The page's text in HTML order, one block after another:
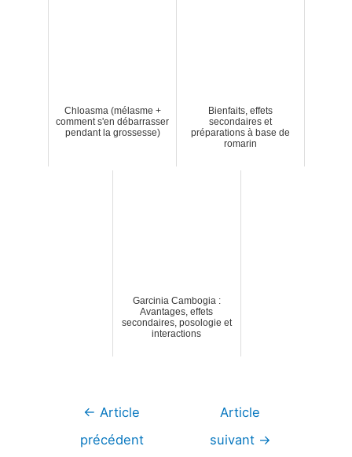
Chloasma (mélasme +
comment s'en débarrasser
pendant la grossesse)
Bienfaits, effets
secondaires et
préparations à base de
romarin
Garcinia Cambogia :
Avantages, effets
secondaires, posologie et
interactions
Navigation
← Article
précédent
Article
suivant →